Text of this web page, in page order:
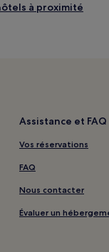
à proximité
centre de fitness
proximité
Assistance et FAQ
Vos réservations
FAQ
Nous contacter
Évaluer un